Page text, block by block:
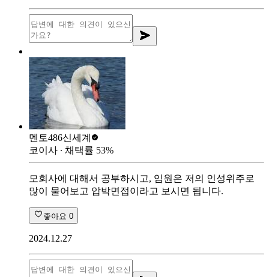
멘토486신세계
코이사 ∙ 채택률 53%
모회사에 대해서 공부하시고, 임원은 저의 인성위주로
많이 물어보고 압박면접이라고 보시면 됩니다.
좋아요 0
2024.12.27